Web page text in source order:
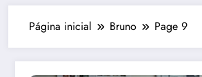
Página inicial Bruno Page 9